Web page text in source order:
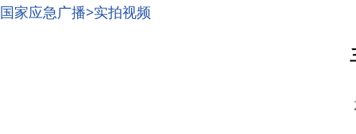
国家应急广播>实拍视频